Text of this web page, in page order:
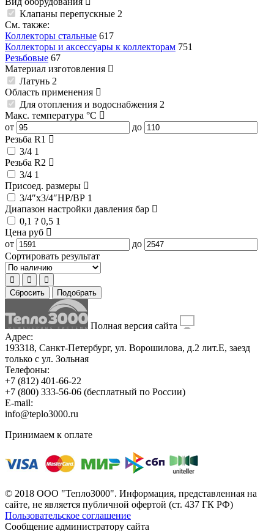
Клапаны перепускные 2
См. также:
Коллекторы стальные 617
Коллекторы и аксессуары к коллекторам 751
Резьбовые 67
Материал изготовления
Латунь 2
Область применения
Для отопления и водоснабжения 2
Макс. температура °C
от
до
Резьба R1
3/4 1
Резьба R2
3/4 1
Присоед. размеры
3/4″x3/4″НР/ВР 1
Диапазон настройки давления бар
0,1 ? 0,5 1
Цена руб
от
до
Сортировать результат
Сбросить Подобрать
Полная версия сайта
Адрес:
193318, Санкт-Петербург, ул. Ворошилова, д.2 лит.Е, заезд
только с ул. Зольная
Телефоны:
+7 (812) 401-66-22
+7 (800) 333-56-06 (бесплатный по России)
E-mail:
info@teplo3000.ru
Принимаем к оплате
© 2018 ООО "Тепло3000". Информация, представленная на
сайте, не является публичной офертой (ст. 437 ГК РФ)
Пользовательское соглашение
Сообщение администратору сайта